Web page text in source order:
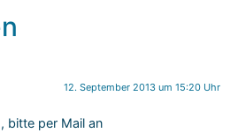
12. September 2013 um 15:20 Uhr
bitte per Mail an